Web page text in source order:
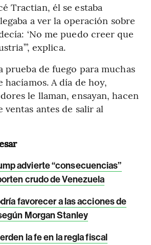
Tractian, él se estaba
a ver la operación sobre
‘No me puedo creer que
explica.
prueba de fuego para muchas
hacíamos. A día de hoy,
le llaman, ensayan, hacen
ventas antes de salir al
advierte “consecuencias”
crudo de Venezuela
favorecer a las acciones de
Morgan Stanley
la fe en la regla fiscal